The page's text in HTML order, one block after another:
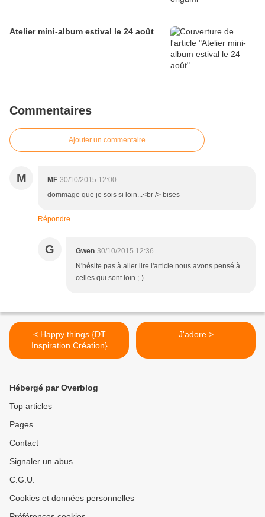
Atelier mini-album estival le 24 août
Commentaires
Ajouter un commentaire
M MF 30/10/2015 12:00
dommage que je sois si loin...<br /> bises
Répondre
G Gwen 30/10/2015 12:36
N'hésite pas à aller lire l'article nous avons pensé à
celles qui sont loin ;-)
< Happy things {DT
Inspiration Création}
J'adore >
Hébergé par Overblog
Top articles
Pages
Contact
Signaler un abus
C.G.U.
Cookies et données personnelles